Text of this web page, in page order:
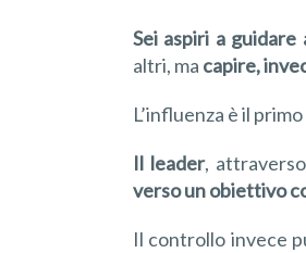
Sei aspiri a
altri, ma capire,
L’influenza è il
Il leader,
verso un obiettivo
Il controllo invece